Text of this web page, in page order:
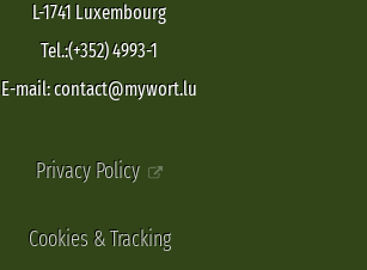
L-1741 Luxembourg
Tel.:(+352) 4993-1
E-mail: contact@mywort.lu
Privacy Policy
Cookies & Tracking